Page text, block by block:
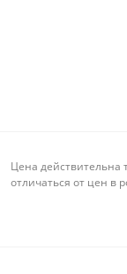
Цена действительна
отличаться от цен в